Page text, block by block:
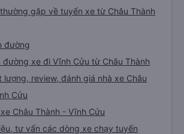
gặp về tuyến xe từ Châu Thành
đường
đường xe đi Vĩnh Cửu từ Châu Thành
lượng, review, đánh giá nhà xe Châu
Cửu
Châu Thành - Vĩnh Cửu
tư vấn các dòng xe chạy tuyến